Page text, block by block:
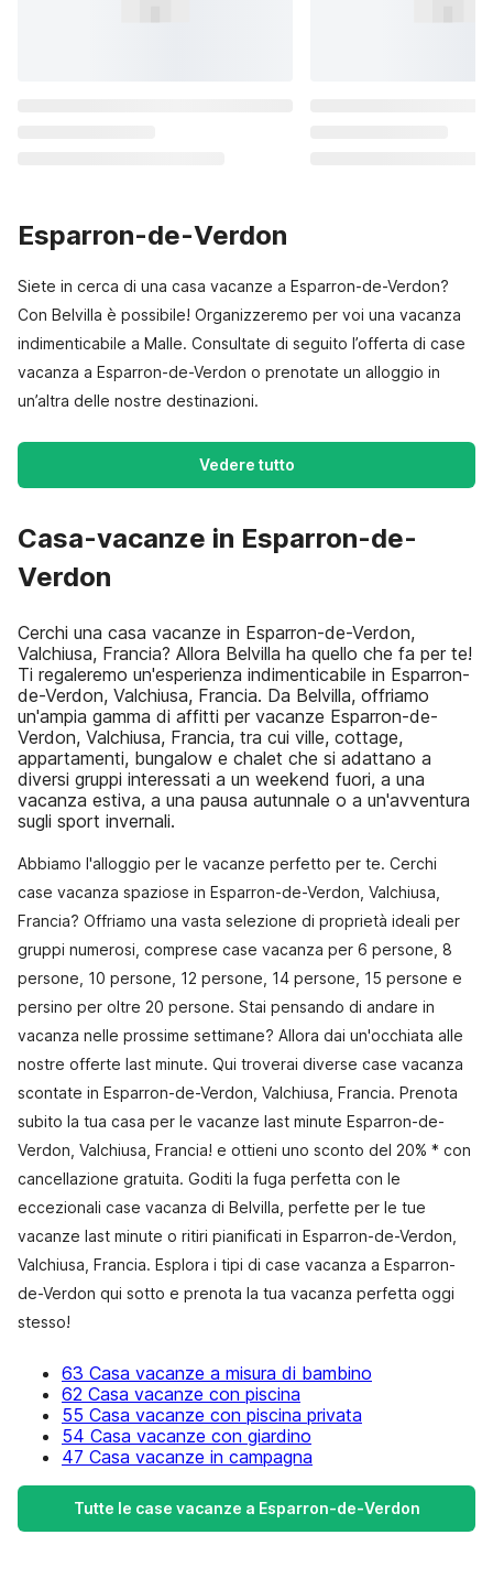
Esparron-de-Verdon
Siete in cerca di una casa vacanze a Esparron-de-Verdon?
Con Belvilla è possibile! Organizzeremo per voi una vacanza
indimenticabile a Malle. Consultate di seguito l’offerta di case
vacanza a Esparron-de-Verdon o prenotate un alloggio in
un’altra delle nostre destinazioni.
Vedere tutto
Casa-vacanze in Esparron-de-
Verdon
Cerchi una casa vacanze in Esparron-de-Verdon,
Valchiusa, Francia? Allora Belvilla ha quello che fa per te!
Ti regaleremo un'esperienza indimenticabile in Esparron-
de-Verdon, Valchiusa, Francia. Da Belvilla, offriamo
un'ampia gamma di affitti per vacanze Esparron-de-
Verdon, Valchiusa, Francia, tra cui ville, cottage,
appartamenti, bungalow e chalet che si adattano a
diversi gruppi interessati a un weekend fuori, a una
vacanza estiva, a una pausa autunnale o a un'avventura
sugli sport invernali.
Abbiamo l'alloggio per le vacanze perfetto per te. Cerchi
case vacanza spaziose in Esparron-de-Verdon, Valchiusa,
Francia? Offriamo una vasta selezione di proprietà ideali per
gruppi numerosi, comprese case vacanza per 6 persone, 8
persone, 10 persone, 12 persone, 14 persone, 15 persone e
persino per oltre 20 persone. Stai pensando di andare in
vacanza nelle prossime settimane? Allora dai un'occhiata alle
nostre offerte last minute. Qui troverai diverse case vacanza
scontate in Esparron-de-Verdon, Valchiusa, Francia. Prenota
subito la tua casa per le vacanze last minute Esparron-de-
Verdon, Valchiusa, Francia! e ottieni uno sconto del 20% * con
cancellazione gratuita. Goditi la fuga perfetta con le
eccezionali case vacanza di Belvilla, perfette per le tue
vacanze last minute o ritiri pianificati in Esparron-de-Verdon,
Valchiusa, Francia. Esplora i tipi di case vacanza a Esparron-
de-Verdon qui sotto e prenota la tua vacanza perfetta oggi
stesso!
63 Casa vacanze a misura di bambino
62 Casa vacanze con piscina
55 Casa vacanze con piscina privata
54 Casa vacanze con giardino
47 Casa vacanze in campagna
Tutte le case vacanze a Esparron-de-Verdon